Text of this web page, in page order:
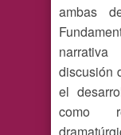
ambas
discusión
el
como